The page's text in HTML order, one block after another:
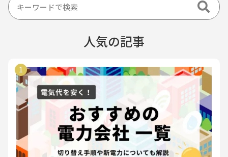
人気の記事